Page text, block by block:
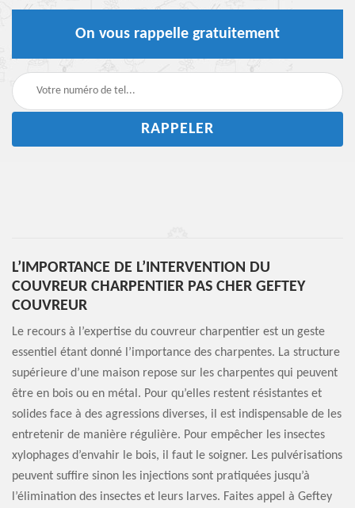
On vous rappelle gratuitement
L’IMPORTANCE DE L’INTERVENTION DU
COUVREUR CHARPENTIER PAS CHER GEFTEY
COUVREUR
Le recours à l’expertise du couvreur charpentier est un geste
essentiel étant donné l’importance des charpentes. La structure
supérieure d’une maison repose sur les charpentes qui peuvent
être en bois ou en métal. Pour qu’elles restent résistantes et
solides face à des agressions diverses, il est indispensable de les
entretenir de manière régulière. Pour empêcher les insectes
xylophages d’envahir le bois, il faut le soigner. Les pulvérisations
peuvent suffire sinon les injections sont pratiquées jusqu’à
l’élimination des insectes et leurs larves. Faites appel à Geftey